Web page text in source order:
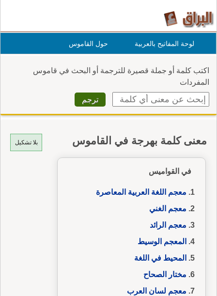
لوحة المفاتيح بالعربية حول القاموس
اكتب كلمة أو جملة قصيرة للترجمة أو البحث في قاموس
المفردات
بلا تشكيل معنى كلمة بهرجة في القاموس
في القواميس
معجم اللغة العربية المعاصرة
معجم الغني
معجم الرائد
المعجم الوسيط
المحيط في اللغة
مختار الصحاح
معجم لسان العرب